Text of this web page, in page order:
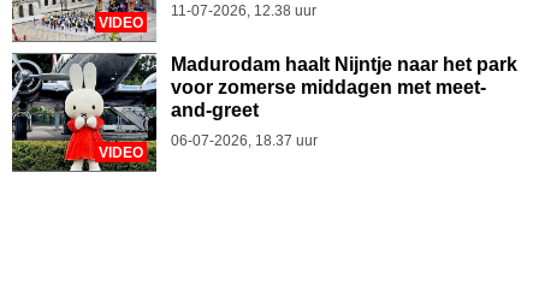
VIDEO
11-07-2026, 12.38 uur
VIDEO
Madurodam haalt Nijntje naar het park
voor zomerse middagen met meet-
and-greet
06-07-2026, 18.37 uur